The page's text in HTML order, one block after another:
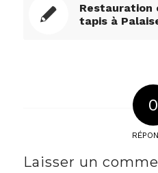
Restauration
tapis à
0
Laisser un